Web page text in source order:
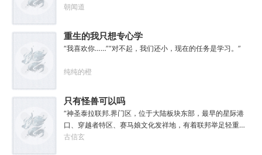
自己便能得到额外奖励。收获剑草一株，获得剑丸一枚。收
焰丹丹方一张。……从此，他便安分守住自家灵田，坐看修
行界风起云涌，沧海桑田。“什么切磋斗法，秘境探索，寻仙
缘，得法宝……通通与我无关！”“我只想安安静静的种田。”
朝闻道
重生的我只想专心学
习
“我喜欢你……”“对不起，我们还小，现在的任务是学习。”
纯纯的橙
只有怪兽可以吗
“神圣泰拉联邦.界门区，位于大陆板块东部，最早的星际港
口、穿越者特区、赛马娘文化发祥地，有着联邦举足轻重的
经济地位与社会影响力，大家还记得这份考点么？”“老师，
古信玄